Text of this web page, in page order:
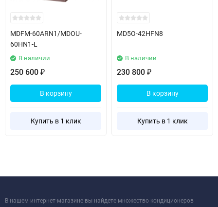
MDFM-60ARN1/MDOU-
60HN1-L
В наличии
250 600 ₽
В корзину
Купить в 1 клик
MD5O-42HFN8
В наличии
230 800 ₽
В корзину
Купить в 1 клик
В нашем интернет-магазине вы найдете множество кондиционеров